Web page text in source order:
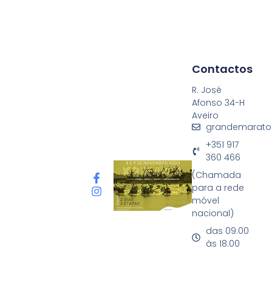
Contactos
R. José
Afonso 34-H
Aveiro
+351 917
360 466
(Chamada
para a rede
móvel
nacional)
das 09:00
às 18:00